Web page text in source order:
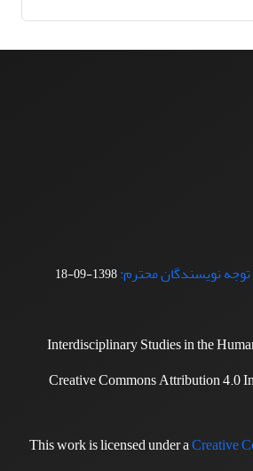
نویسندگان محترم:1398-09-18
Interdisciplinary Studies in the
Creative Commons Attribution 4.0
This work is licensed under aCreative